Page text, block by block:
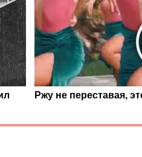
Ржу не переставая,